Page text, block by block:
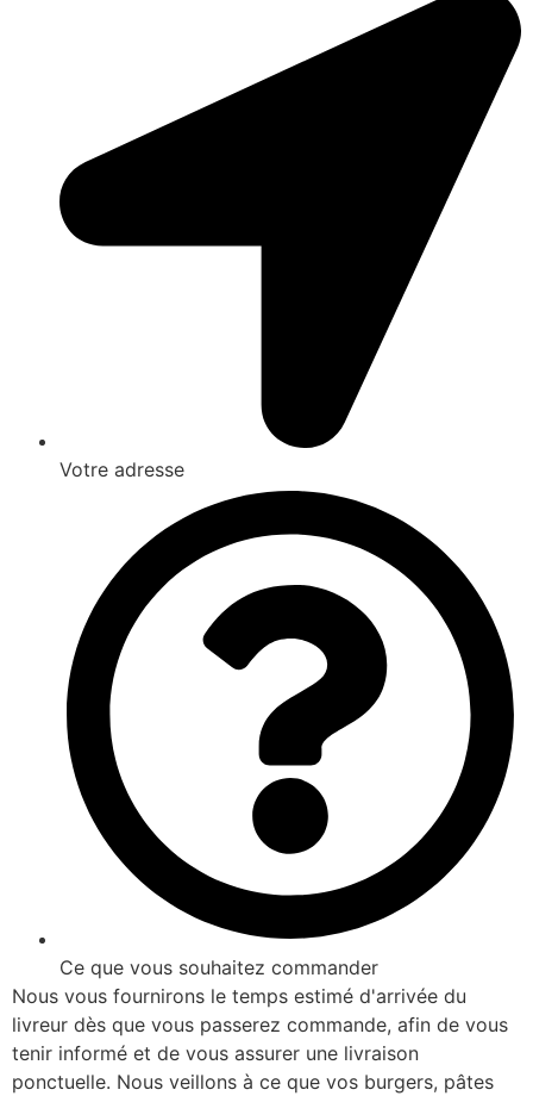
Votre adresse
Ce que vous souhaitez commander
Nous vous fournirons le temps estimé d'arrivée du
livreur dès que vous passerez commande, afin de vous
tenir informé et de vous assurer une livraison
ponctuelle. Nous veillons à ce que vos burgers, pâtes